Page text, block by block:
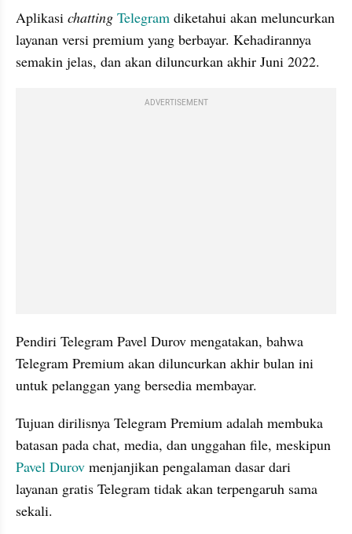
Aplikasi chatting Telegram diketahui akan meluncurkan
layanan versi premium yang berbayar. Kehadirannya
semakin jelas, dan akan diluncurkan akhir Juni 2022.
ADVERTISEMENT
Pendiri Telegram Pavel Durov mengatakan, bahwa
Telegram Premium akan diluncurkan akhir bulan ini
untuk pelanggan yang bersedia membayar.
Tujuan dirilisnya Telegram Premium adalah membuka
Pavel Durov menjanjikan pengalaman dasar dari
layanan gratis Telegram tidak akan terpengaruh sama
sekali.